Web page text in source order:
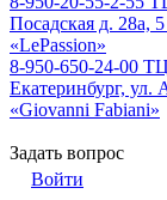
Посадская д. 28а,
«LePassion»
8-950-650-24-00 ТЦ
Екатеринбург, ул.
«Giovanni Fabiani»
Задать вопрос
Войти